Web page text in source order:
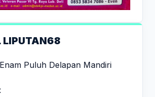
LIPUTAN68
Puluh Delapan Mandiri